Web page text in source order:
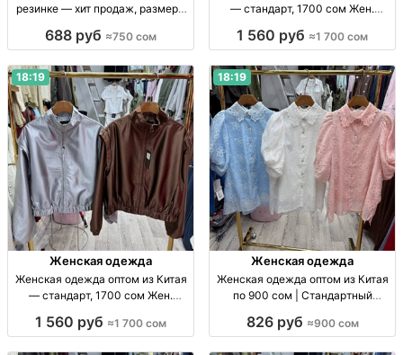
резинке — хит продаж, размеры
резинке, заниж. талия, цв.: чёрн.,
S–M.
688 руб ≈750 сом
— стандарт, 1700 сом Жен.
1700 сом, поставки по СНГ
1 560 руб ≈1 700 сом
18:19
Женская одежда
Женская одежда оптом из Китая
— стандарт, 1700 сом Жен.
1700 сом, поставки по СНГ.
1 560 руб ≈1 700 сом
18:19
Женская одежда
Женская одежда оптом из Китая
по 900 сом | Стандартный
стандарт, Китай, 900 сом/шт.
826 руб ≈900 сом